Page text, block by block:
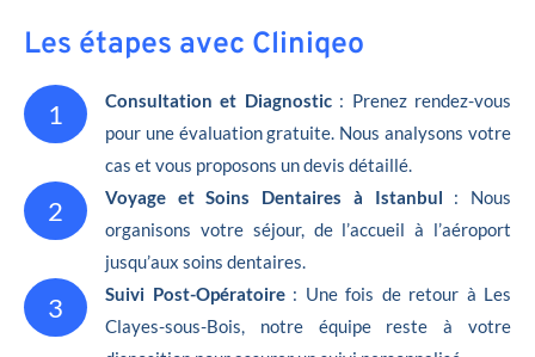
Les étapes avec Cliniqeo
1 Consultation et Diagnostic: Prenez rendez-vous
pour une évaluation gratuite. Nous analysons votre
cas et vous proposons un devis détaillé.
2 Voyage et Soins Dentaires à Istanbul : Nous
organisons votre séjour, de l’accueil à l’aéroport
jusqu’aux soins dentaires.
3 Suivi Post-Opératoire : Une fois de retour à Les
Clayes-sous-Bois, notre équipe reste à votre